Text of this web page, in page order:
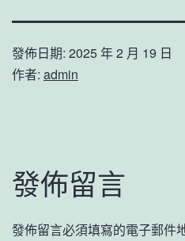
發佈日期: 2025 年 2 月 19 日
作者: admin
發佈留言
發佈留言必須填寫的電子郵件